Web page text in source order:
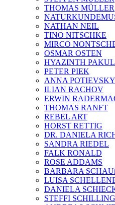
THOMAS MÜLLER
NATHAN NEIL
TINO NITSCHKE
MIRCO
OSMAR OSTEN
HYAZINTH
PETER PIEK
ANNA POTIEVSKY
ILIAN RACHOV
ERWIN
THOMAS RANFT
REBEL ART
HORST RETTIG
DR. DANIELA
SANDRA RIEDEL
FALK RONALD
ROSE ADDAMS
BARBARA
LUISA
DANIELA
STEFFI SCHILLING